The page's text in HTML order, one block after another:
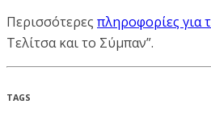
Περισσότερες πληροφορίες για
Τελίτσα και το Σύμπαν”.
TAGS